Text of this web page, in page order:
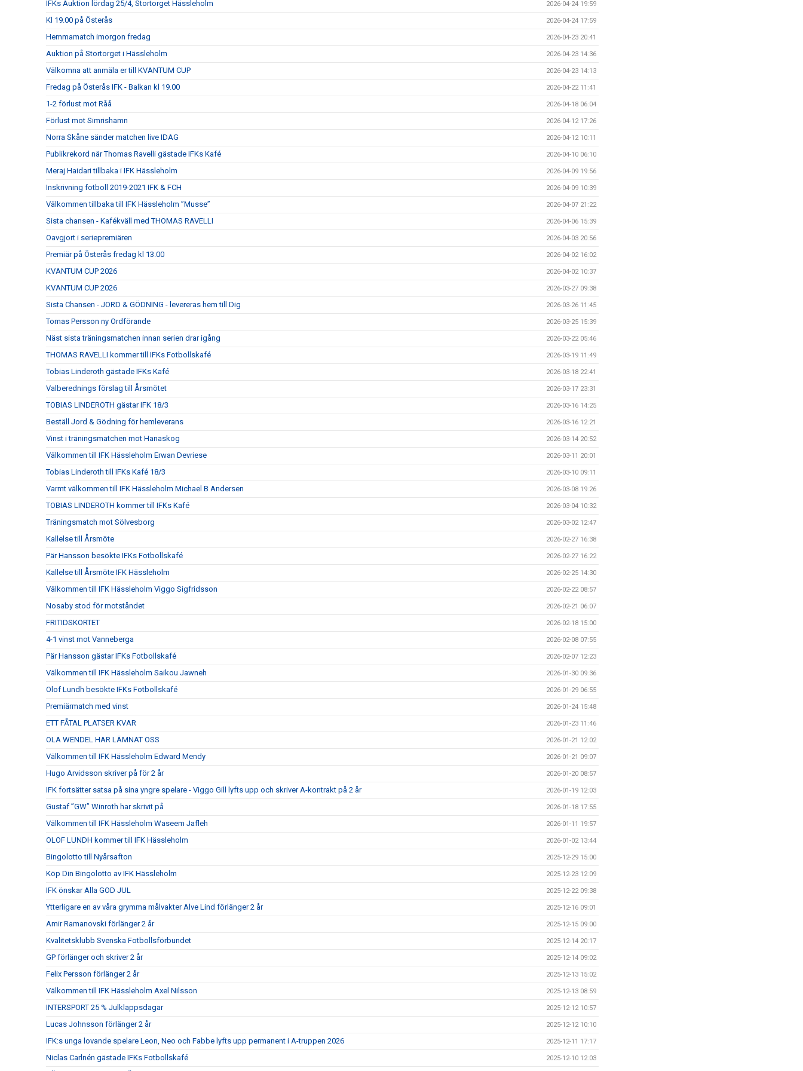
IFKs Auktion lördag 25/4, Stortorget Hässleholm 2026-04-24 19:59
Kl 19.00 på Österås 2026-04-24 17:59
Hemmamatch imorgon fredag 2026-04-23 20:41
Auktion på Stortorget i Hässleholm 2026-04-23 14:36
Välkomna att anmäla er till KVANTUM CUP 2026-04-23 14:13
Fredag på Österås IFK - Balkan kl 19.00 2026-04-22 11:41
1-2 förlust mot Råå 2026-04-18 06:04
Förlust mot Simrishamn 2026-04-12 17:26
Norra Skåne sänder matchen live IDAG 2026-04-12 10:11
Publikrekord när Thomas Ravelli gästade IFKs Kafé 2026-04-10 06:10
Meraj Haidari tillbaka i IFK Hässleholm 2026-04-09 19:56
Inskrivning fotboll 2019-2021 IFK & FCH 2026-04-09 10:39
Välkommen tillbaka till IFK Hässleholm ”Musse” 2026-04-07 21:22
Sista chansen - Kafékväll med THOMAS RAVELLI 2026-04-06 15:39
Oavgjort i seriepremiären 2026-04-03 20:56
Premiär på Österås fredag kl 13.00 2026-04-02 16:02
KVANTUM CUP 2026 2026-04-02 10:37
KVANTUM CUP 2026 2026-03-27 09:38
Sista Chansen - JORD & GÖDNING - levereras hem till Dig 2026-03-26 11:45
Tomas Persson ny Ordförande 2026-03-25 15:39
Näst sista träningsmatchen innan serien drar igång 2026-03-22 05:46
THOMAS RAVELLI kommer till IFKs Fotbollskafé 2026-03-19 11:49
Tobias Linderoth gästade IFKs Kafé 2026-03-18 22:41
Valberednings förslag till Årsmötet 2026-03-17 23:31
TOBIAS LINDEROTH gästar IFK 18/3 2026-03-16 14:25
Beställ Jord & Gödning för hemleverans 2026-03-16 12:21
Vinst i träningsmatchen mot Hanaskog 2026-03-14 20:52
Välkommen till IFK Hässleholm Erwan Devriese 2026-03-11 20:01
Tobias Linderoth till IFKs Kafé 18/3 2026-03-10 09:11
Varmt välkommen till IFK Hässleholm Michael B Andersen 2026-03-08 19:26
TOBIAS LINDEROTH kommer till IFKs Kafé 2026-03-04 10:32
Träningsmatch mot Sölvesborg 2026-03-02 12:47
Kallelse till Årsmöte 2026-02-27 16:38
Pär Hansson besökte IFKs Fotbollskafé 2026-02-27 16:22
Kallelse till Årsmöte IFK Hässleholm 2026-02-25 14:30
Välkommen till IFK Hässleholm Viggo Sigfridsson 2026-02-22 08:57
Nosaby stod för motståndet 2026-02-21 06:07
FRITIDSKORTET 2026-02-18 15:00
4-1 vinst mot Vanneberga 2026-02-08 07:55
Pär Hansson gästar IFKs Fotbollskafé 2026-02-07 12:23
Välkommen till IFK Hässleholm Saikou Jawneh 2026-01-30 09:36
Olof Lundh besökte IFKs Fotbollskafé 2026-01-29 06:55
Premiärmatch med vinst 2026-01-24 15:48
ETT FÅTAL PLATSER KVAR 2026-01-23 11:46
OLA WENDEL HAR LÄMNAT OSS 2026-01-21 12:02
Välkommen till IFK Hässleholm Edward Mendy 2026-01-21 09:07
Hugo Arvidsson skriver på för 2 år 2026-01-20 08:57
IFK fortsätter satsa på sina yngre spelare - Viggo Gill lyfts upp och skriver A-kontrakt på 2 år 2026-01-19 12:03
Gustaf ”GW” Winroth har skrivit på 2026-01-18 17:55
Välkommen till IFK Hässleholm Waseem Jafleh 2026-01-11 19:57
OLOF LUNDH kommer till IFK Hässleholm 2026-01-02 13:44
Bingolotto till Nyårsafton 2025-12-29 15:00
Köp Din Bingolotto av IFK Hässleholm 2025-12-23 12:09
IFK önskar Alla GOD JUL 2025-12-22 09:38
Ytterligare en av våra grymma målvakter Alve Lind förlänger 2 år 2025-12-16 09:01
Amir Ramanovski förlänger 2 år 2025-12-15 09:00
Kvalitetsklubb Svenska Fotbollsförbundet 2025-12-14 20:17
GP förlänger och skriver 2 år 2025-12-14 09:02
Felix Persson förlänger 2 år 2025-12-13 15:02
Välkommen till IFK Hässleholm Axel Nilsson 2025-12-13 08:59
INTERSPORT 25 % Julklappsdagar 2025-12-12 10:57
Lucas Johnsson förlänger 2 år 2025-12-12 10:10
IFK:s unga lovande spelare Leon, Neo och Fabbe lyfts upp permanent i A-truppen 2026 2025-12-11 17:17
Niclas Carlnén gästade IFKs Fotbollskafé 2025-12-10 12:03